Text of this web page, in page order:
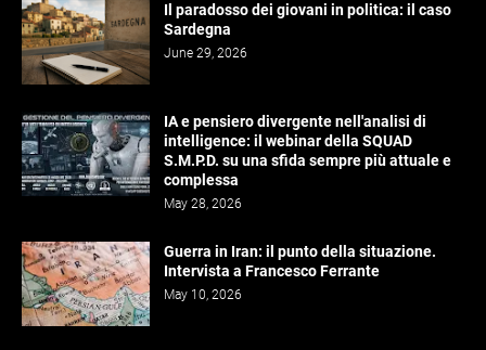
Il paradosso dei giovani in politica: il caso
Sardegna
June 29, 2026
IA e pensiero divergente nell'analisi di
intelligence: il webinar della SQUAD
S.M.P.D. su una sfida sempre più attuale e
complessa
May 28, 2026
Guerra in Iran: il punto della situazione.
Intervista a Francesco Ferrante
May 10, 2026